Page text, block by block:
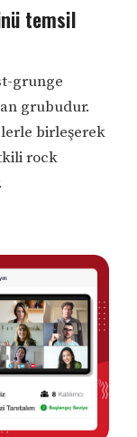
temsil
grunge
grubudur.
birleşerek
rock